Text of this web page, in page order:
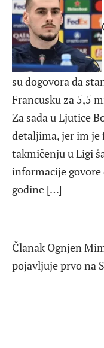
su dogovora da
Francusku za 5,5
Za sada u Ljutice
detaljima, jer im je
takmičenju u Ligi
informacije govore
godine […]
Članak Ognjen
pojavljuje prvo na